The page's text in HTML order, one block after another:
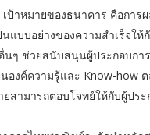
เป้าหมายของธนาคาร คือกา
นแบบอย่างของความสำเร็จใ
ๆ ช่วยสนับสนุนผู้ประกอบกา
นองค์ความรู้และ Know-
สามารถตอบโจทย์ให้กับผู้ประ